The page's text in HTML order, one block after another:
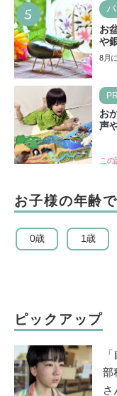
5
お
や
8月
PR
お
声
この
お子様の年齢
0歳 1歳
ピックアップ
部
さ